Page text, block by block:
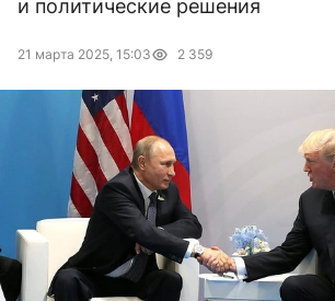
и политические решения
21 марта 2025, 15:03 2 359